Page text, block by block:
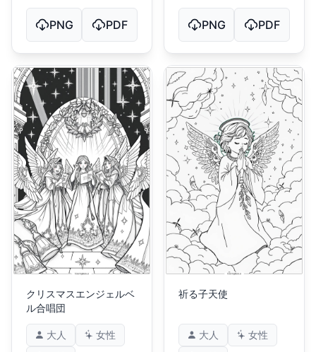
PNG PDF PNG PDF
クリスマスエンジェルベ
ル合唱団
大人
女性
祈る子天使
大人
女性